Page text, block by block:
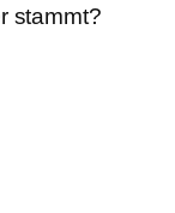
stammt?